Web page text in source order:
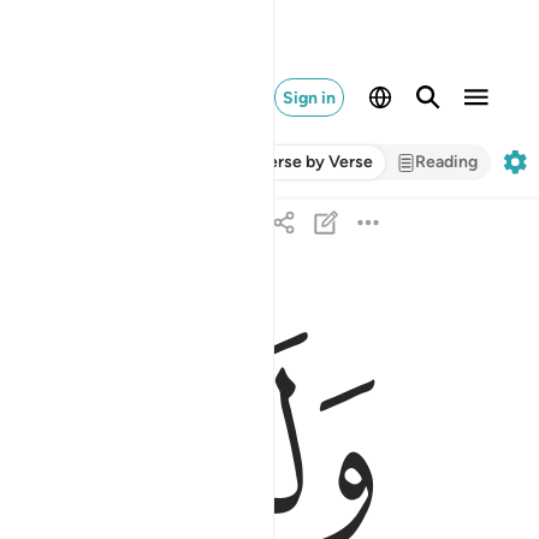
Sign in
Verse by Verse Reading
وَلَقَدْ ءَاتَيْنَا دَاوُۥدَ وَسُلَيْمَـٰنَ عِلْمًۭا
ﱎ